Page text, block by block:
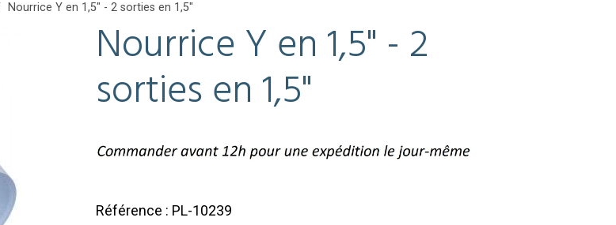
Nourrice Y en 1,5" - 2 sorties en 1,5"
Nourrice Y en 1,5" - 2
sorties en 1,5"
Référence : PL-10239